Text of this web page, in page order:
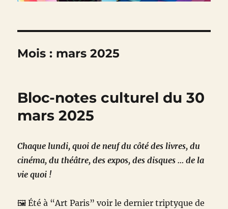
Mois : mars 2025
Bloc-notes culturel du 30
mars 2025
Chaque lundi, quoi de neuf du côté des livres, du
cinéma, du théâtre, des expos, des disques … de la
vie quoi !
🖼 ️ Été à “Art Paris” voir le dernier triptyque de